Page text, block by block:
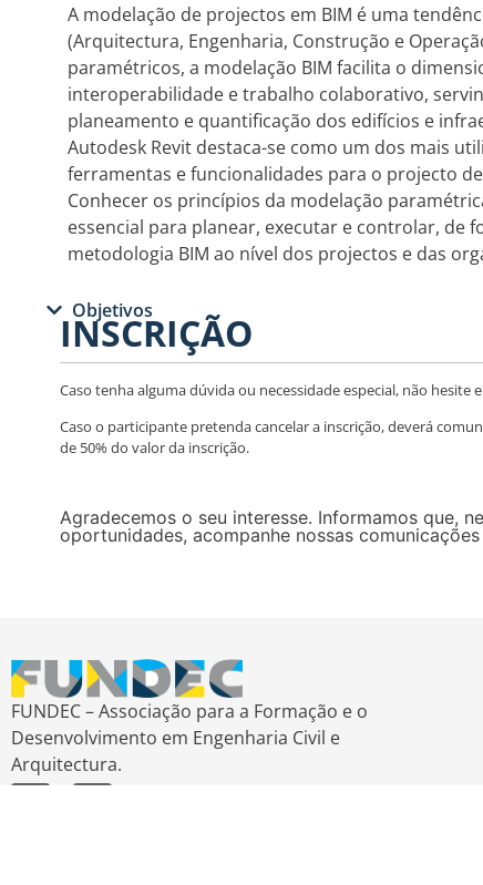
A modelação de projectos em BIM é uma
(Arquitectura, Engenharia, Construção e
paramétricos, a modelação BIM facilita o
interoperabilidade e trabalho colaborativo,
planeamento e quantificação dos edifícios e
Autodesk Revit destaca-se como um dos mais
ferramentas e funcionalidades para o projecto
Conhecer os princípios da modelação
essencial para planear, executar e controlar, de
metodologia BIM ao nível dos projectos e das
Objetivos
INSCRIÇÃO
Caso tenha alguma dúvida ou necessidade especial, não hesite
Caso o participante pretenda cancelar a inscrição, deverá
de 50% do valor da inscrição.
Agradecemos o seu interesse. Informamos que,
oportunidades, acompanhe nossas
FUNDEC – Associação para a Formação e o
Desenvolvimento em Engenharia Civil e
Arquitectura.